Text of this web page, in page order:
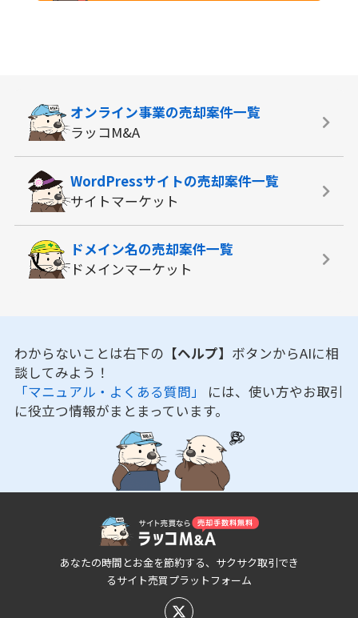
オンライン事業の売却案件一覧
ラッコM&A
WordPressサイトの売却案件一覧
サイトマーケット
ドメイン名の売却案件一覧
ドメインマーケット
わからないことは右下の 【ヘルプ】 ボタンからAIに相
談してみよう！
「マニュアル・よくある質問」 には、使い方やお取引
に役立つ情報がまとまっています。
あなたの時間とお金を節約する、サクサク取引でき
るサイト売買プラットフォーム